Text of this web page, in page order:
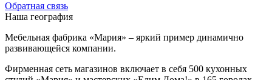
Обратная связь
Наша география
Мебельная фабрика «Мария» – яркий пример динамично
развивающейся компании.
Фирменная сеть магазинов включает в себя 500 кухонных